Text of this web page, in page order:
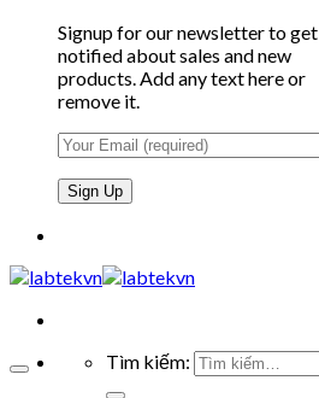
Signup for our newsletter to get
notified about sales and new
products. Add any text here or
remove it.
Tìm kiếm: